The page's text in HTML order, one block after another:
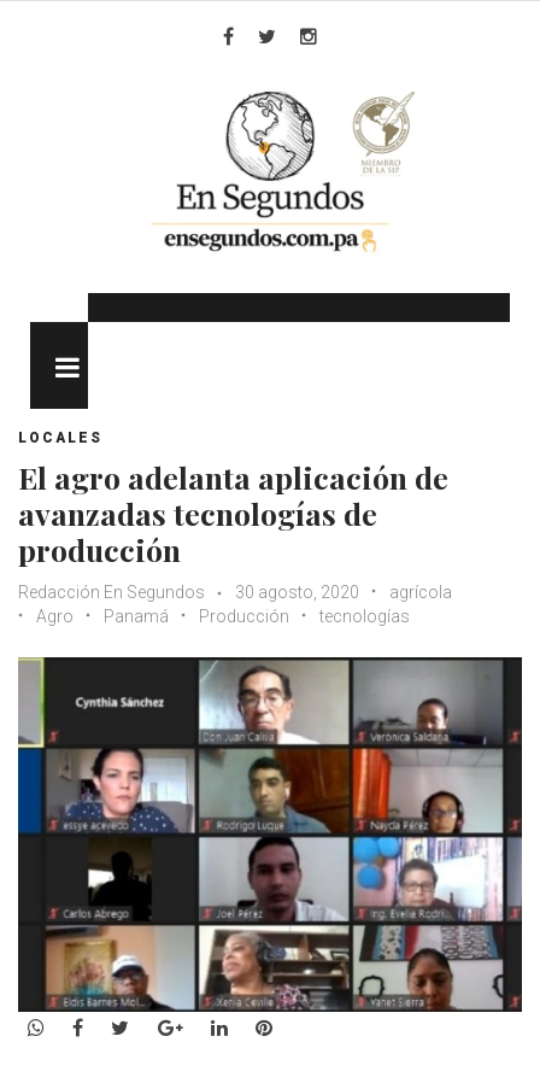
LOCALES
El agro adelanta aplicación de
avanzadas tecnologías de
producción
Redacción En Segundos 30 agosto, 2020
agrícola
Agro
Panamá Producción tecnologías
WhatsApp
Facebook
TwitterGoogle+LinkedInPinterest